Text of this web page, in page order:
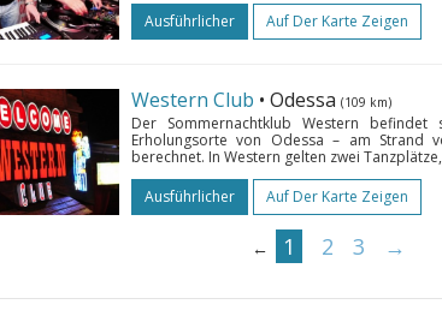
Ausführlicher
Auf Der Karte Zeigen
Western Club • Odessa (109 km)
Der Sommernachtklub Western
Erholungsorte von Odessa – am Strand
berechnet. In Western gelten zwei
Ausführlicher
Auf Der Karte Zeigen
← 1 2 3 →